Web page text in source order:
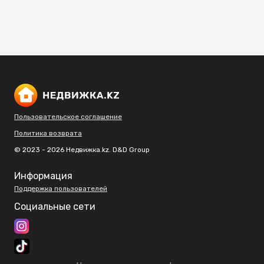
Пользовательское соглашение
Политика возврата
© 2023 - 2026 Недвижка.kz. D&D Group
Информация
Поддержка пользователей
Социальные сети